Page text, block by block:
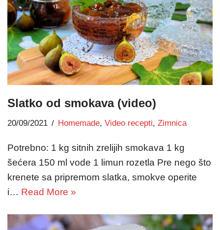
Slatko od smokava (video)
20/09/2021 Homemade, Video recepti, Zimnica
Potrebno: 1 kg sitnih zrelijih smokava 1 kg
šećera 150 ml vode 1 limun rozetla Pre nego što
krenete sa pripremom slatka, smokve operite
i… Read More »